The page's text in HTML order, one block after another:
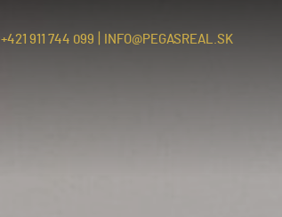
+421 911 744 099 INFO@PEGASREAL.SK